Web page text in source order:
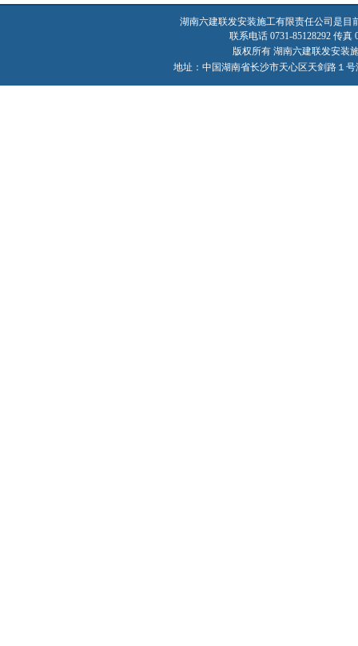
湖南六建联发安装施工有限责任公司是
联系电话 0731-85128292 传真
版权所有 湖南六建联发安装
地址：中国湖南省长沙市天心区天剑路１号